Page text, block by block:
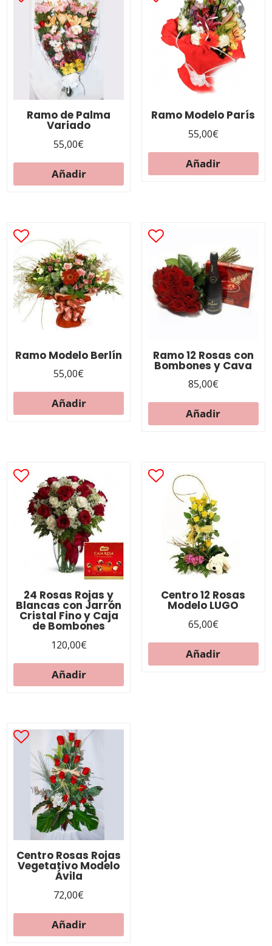
Ramo de Palma
Variado
55,00€
Añadir
Ramo Modelo París
55,00€
Añadir
Ramo Modelo Berlín
55,00€
Añadir
Ramo 12 Rosas con
Bombones y Cava
85,00€
Añadir
24 Rosas Rojas y
Blancas con Jarrón
Cristal Fino y Caja
de Bombones
120,00€
Añadir
Centro 12 Rosas
Modelo LUGO
65,00€
Añadir
Centro Rosas Rojas
Vegetativo Modelo
Ávila
72,00€
Añadir